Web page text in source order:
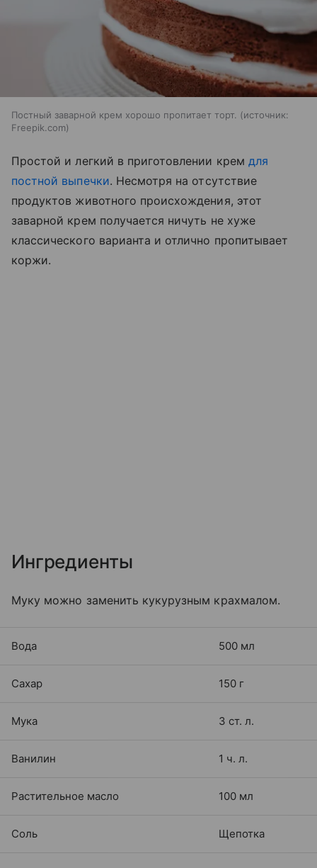
Постный заварной крем хорошо пропитает торт.
источник:
Freepik.com
Простой и легкий в приготовлении крем для
постной выпечки. Несмотря на отсутствие
продуктов животного происхождения, этот
заварной крем получается ничуть не хуже
классического варианта и отлично пропитывает
коржи.
Ингредиенты
Муку можно заменить кукурузным крахмалом.
Вода 500 мл
Сахар 150 г
Мука 3 ст. л.
Ванилин 1 ч. л.
Растительное масло 100 мл
Соль Щепотка